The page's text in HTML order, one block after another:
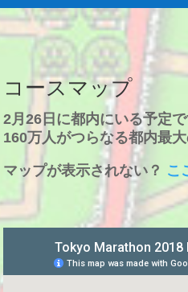
コースマップ
2月26日に都内にいる予定で
160万人がつらなる都内最
マップが表示されない？ こ